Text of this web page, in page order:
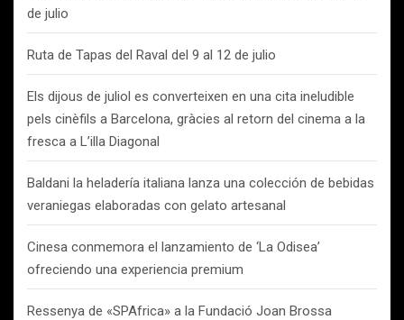
de julio
Ruta de Tapas del Raval del 9 al 12 de julio
Els dijous de juliol es converteixen en una cita ineludible
pels cinèfils a Barcelona, gràcies al retorn del cinema a la
fresca a L’illa Diagonal
Baldani la heladería italiana lanza una colección de bebidas
veraniegas elaboradas con gelato artesanal
Cinesa conmemora el lanzamiento de ‘La Odisea’
ofreciendo una experiencia premium
Ressenya de «SPAfrica» a la Fundació Joan Brossa